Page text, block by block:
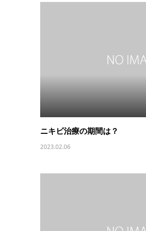
ニキビ治療の期間は？
2023.02.06